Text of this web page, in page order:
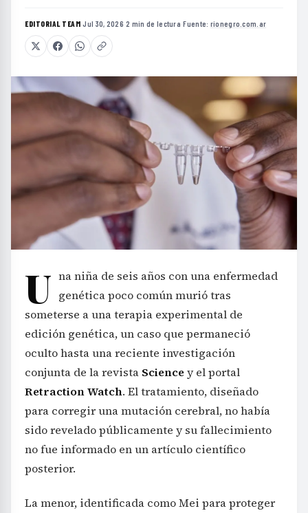
EDITORIAL TEAM·Jul 30, 2026·2 min de lectura·Fuente: rionegro.com.ar
U na niña de seis años con una enfermedad
genética poco común murió tras
someterse a una terapia experimental de
edición genética, un caso que permaneció
oculto hasta una reciente investigación
conjunta de la revista Science y el portal
Retraction Watch. El tratamiento, diseñado
para corregir una mutación cerebral, no había
sido revelado públicamente y su fallecimiento
no fue informado en un artículo científico
posterior.
La menor, identificada como Mei para proteger